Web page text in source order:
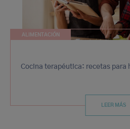
ALIMENTACIÓN
Cocina terapéutica: recetas para
LEER MÁS